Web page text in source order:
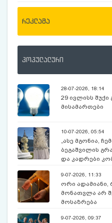
რეკლამა
პოპულალური
28-07-2026, 18:14
29 ივლისს შუქი
მისამართები
10-07-2026, 05:54
„ასე მგონია,
ბეგაშვილის
და კადრები
9-07-2026, 11:33
ორი ადამიანი,
მონათვლა არ
მოსაზრება
9-07-2026, 09:37